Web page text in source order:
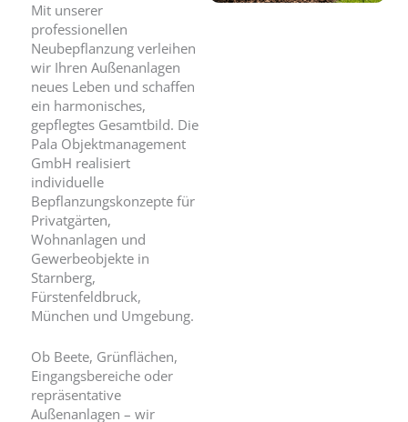
Mit unserer
professionellen
Neubepflanzung verleihen
wir Ihren Außenanlagen
neues Leben und schaffen
ein harmonisches,
gepflegtes Gesamtbild. Die
Pala Objektmanagement
GmbH realisiert
individuelle
Bepflanzungskonzepte für
Privatgärten,
Wohnanlagen und
Gewerbeobjekte in
Starnberg,
Fürstenfeldbruck,
München und Umgebung.
Ob Beete, Grünflächen,
Eingangsbereiche oder
repräsentative
Außenanlagen – wir